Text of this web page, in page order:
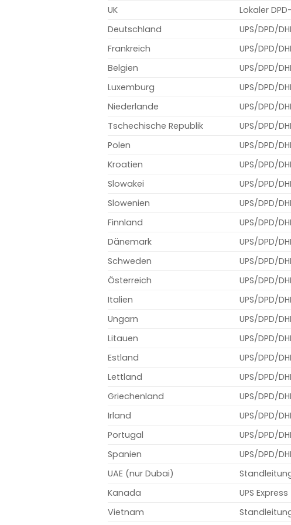
UK
Lokaler
Deutschland
UPS/DPD/
Frankreich
UPS/DPD/
Belgien
UPS/DPD/
Luxemburg
UPS/DPD/
Niederlande
UPS/DPD/
Tschechische Republik
UPS/DPD/
Polen
UPS/DPD/
Kroatien
UPS/DPD/
Slowakei
UPS/DPD/
Slowenien
UPS/DPD/
Finnland
UPS/DPD/
Dänemark
UPS/DPD/
Schweden
UPS/DPD/
Österreich
UPS/DPD/
Italien
UPS/DPD/
Ungarn
UPS/DPD/
Litauen
UPS/DPD/
Estland
UPS/DPD/
Lettland
UPS/DPD/
Griechenland
UPS/DPD/
Irland
UPS/DPD/
Portugal
UPS/DPD/
Spanien
UPS/DPD/
UAE (nur Dubai)
Kanada
UPS Express
Vietnam